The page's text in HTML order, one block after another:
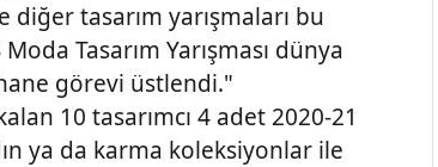
diğer tasarım yarışmaları bu
Tasarım Yarışması dünya
görevi üstlendi."
10 tasarımcı 4 adet 2020-21
ya da karma koleksiyonlar ile